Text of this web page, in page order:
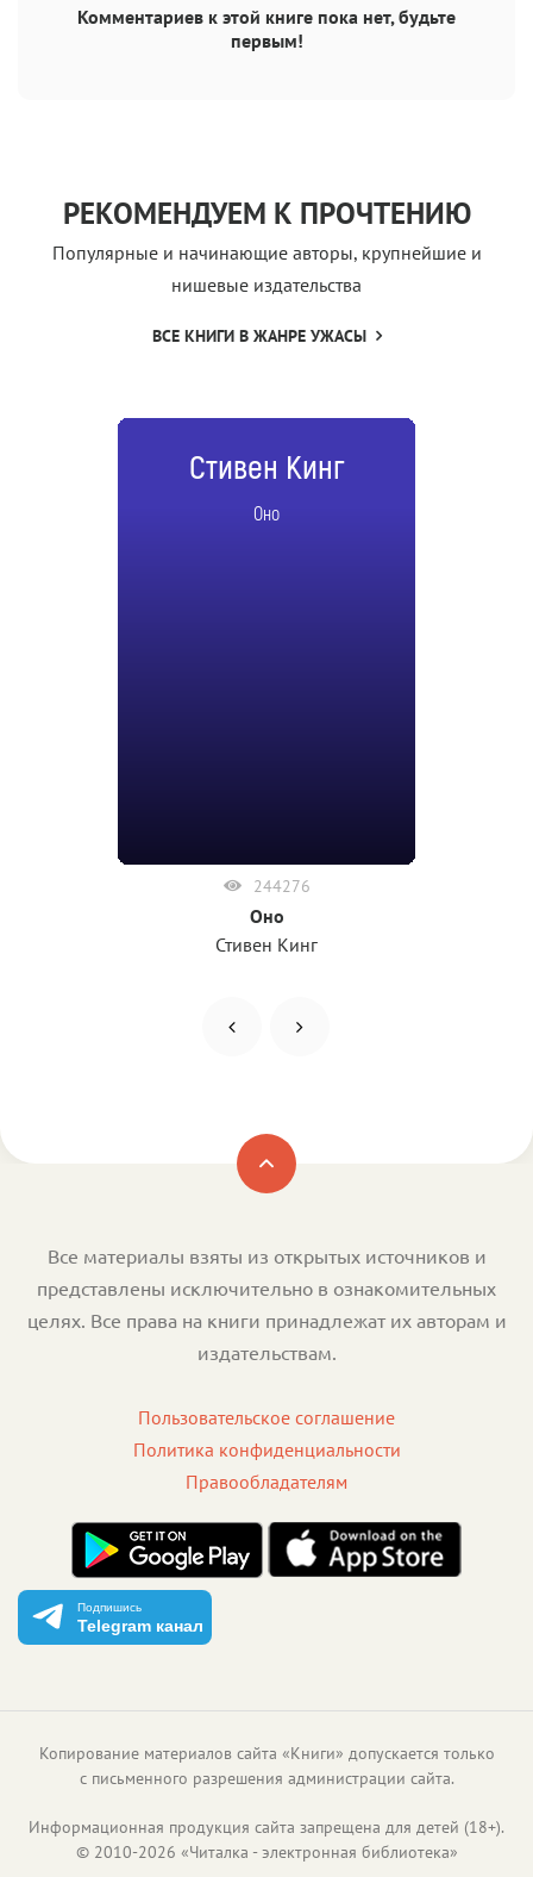
Комментариев к этой книге пока нет, будьте
первым!
РЕКОМЕНДУЕМ К ПРОЧТЕНИЮ
Популярные и начинающие авторы, крупнейшие и
нишевые издательства
ВСЕ КНИГИ В ЖАНРЕ УЖАСЫ
Стивен Кинг
Оно
244276
Оно
Стивен Кинг
Все материалы взяты из открытых источников и
представлены исключительно в ознакомительных
целях. Все права на книги принадлежат их авторам и
издательствам.
Пользовательское соглашение
Политика конфиденциальности
Правообладателям
Подпишись
Telegram канал
Копирование материалов сайта «Книги» допускается только
с письменного разрешения администрации сайта.
Информационная продукция сайта запрещена для детей (18+).
© 2010-2026 «Читалка - электронная библиотека»